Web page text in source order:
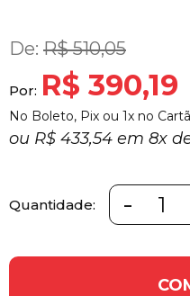
De: R$ 510,05
Por: R$ 390,19
No Boleto, Pix ou 1x no
ou R$ 433,54 em 8x
Quantidade: -